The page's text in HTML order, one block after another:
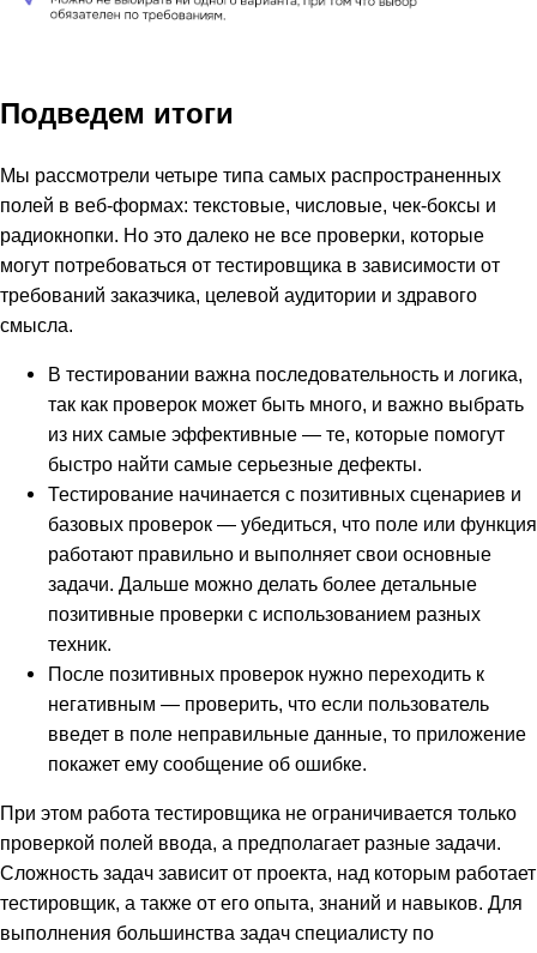
Подведем итоги
Мы рассмотрели четыре типа самых распространенных
полей в веб-формах: текстовые, числовые, чек-боксы и
радиокнопки. Но это далеко не все проверки, которые
могут потребоваться от тестировщика в зависимости от
требований заказчика, целевой аудитории и здравого
смысла.
В тестировании важна последовательность и логика,
так как проверок может быть много, и важно выбрать
из них самые эффективные — те, которые помогут
быстро найти самые серьезные дефекты.
Тестирование начинается с позитивных сценариев и
базовых проверок — убедиться, что поле или функция
работают правильно и выполняет свои основные
задачи. Дальше можно делать более детальные
позитивные проверки с использованием разных
техник.
После позитивных проверок нужно переходить к
негативным — проверить, что если пользователь
введет в поле неправильные данные, то приложение
покажет ему сообщение об ошибке.
При этом работа тестировщика не ограничивается только
проверкой полей ввода, а предполагает разные задачи.
Сложность задач зависит от проекта, над которым работает
тестировщик, а также от его опыта, знаний и навыков. Для
выполнения большинства задач специалисту по